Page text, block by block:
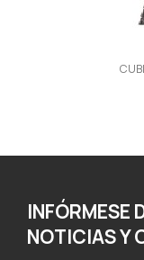
INFÓRMESE
NOTICIAS Y